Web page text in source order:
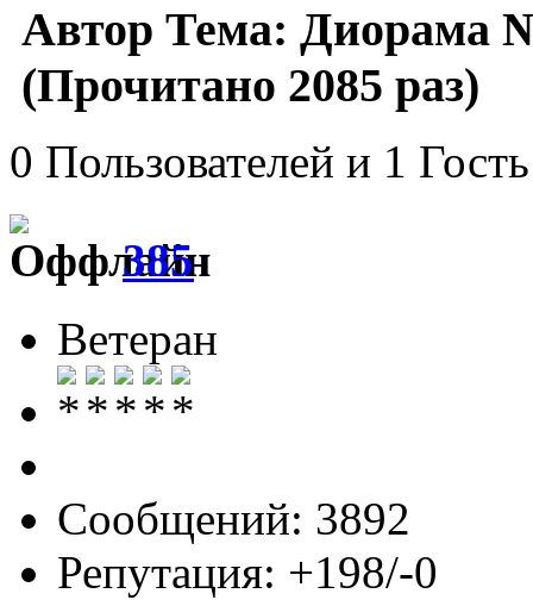
Автор Тема: Диорама
(Прочитано 2085 раз)
0 Пользователей и 1
385
Ветеран
Сообщений: 3892
Репутация: +198/-0